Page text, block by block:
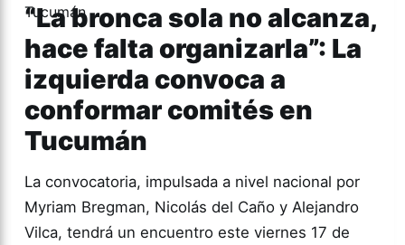
“La bronca sola no alcanza,
hace falta organizarla”: La
izquierda convoca a
conformar comités en
Tucumán
La convocatoria, impulsada a nivel nacional por
Myriam Bregman, Nicolás del Caño y Alejandro
Vilca, tendrá un encuentro este viernes 17 de